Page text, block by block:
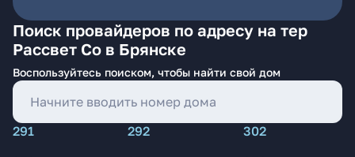
Поиск провайдеров по адресу на тер
Рассвет Со в Брянске
Воспользуйтесь поиском, чтобы найти свой дом
291 292
302